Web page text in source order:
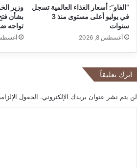
ت
م
و
ت
“الفاو”: أسعار الغذاء العالمية تسجل
في يوليو أعلى مستوى منذ 3
سنوات
أغسطس 8, 2026
وزير
بشأن
تواجه
أغسطس 8,
اترك تعليقاً
لن يتم نشر عنوان بريدك الإلكتروني. الحقول